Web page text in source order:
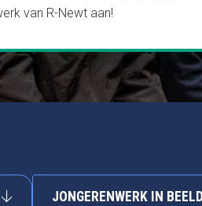
van R-Newt aan!
JONGERENWERK IN BEELD